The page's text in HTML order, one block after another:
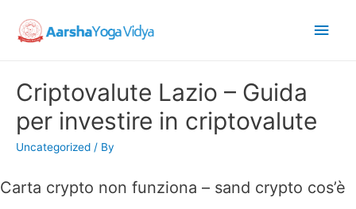
Main
Criptovalute Lazio – Guida
per investire in criptovalute
Uncategorized / By
Carta crypto non funziona – sand crypto cos’è